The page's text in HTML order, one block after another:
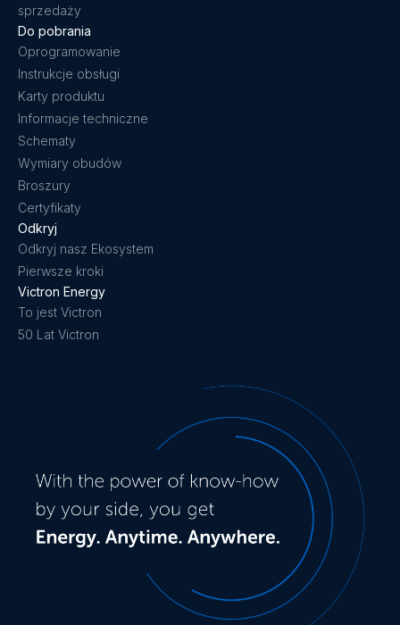
Odkryj
Odkryj nasz Ekosystem
Pierwsze kroki
Victron Energy
To jest Victron
50 Lat Victron
Do pobrania
Oprogramowanie
Instrukcje obsługi
Karty produktu
Informacje techniczne
Schematy
Wymiary obudów
Broszury
Certyfikaty
sprzedaży